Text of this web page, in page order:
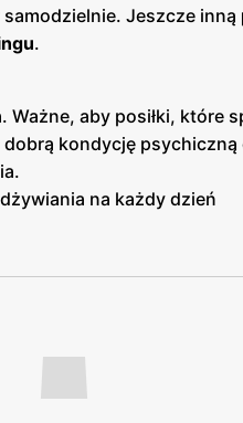
Jeszcze inną
.
aby posiłki, które
kondycję
na każdy dzień